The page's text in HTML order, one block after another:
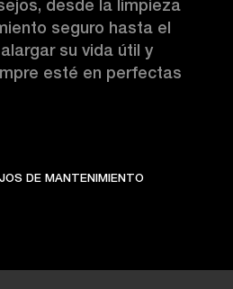
desde la limpieza
seguro hasta el
su vida útil y
esté en perfectas
DE MANTENIMIENTO